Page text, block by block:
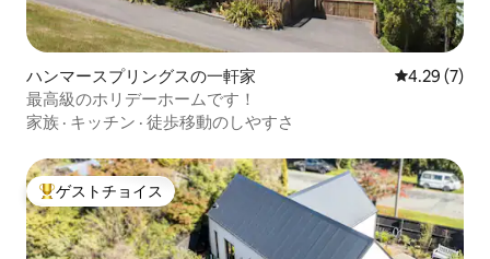
ハンマースプリングスの一軒家 レビュー7
4.29 (7)
最高級のホリデーホームです！
家族 · キッチン · 徒歩移動のしやすさ
大好評のゲストチョイスです。
ゲストチョイス